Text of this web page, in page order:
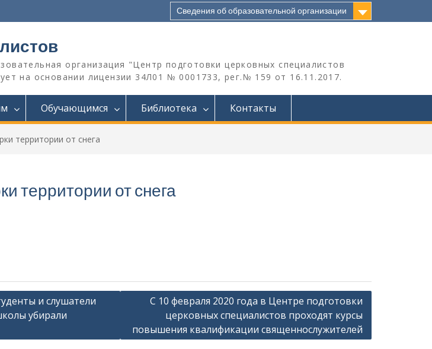
Сведения об образовательной организации
организация "Центр подготовки церковных специалистов
на основании лицензии 34Л01 № 0001733, рег.№ 159 от 16.11.2017.
Обучающимся Библиотека Контакты
территории от снега
территории от снега
и слушатели
убирали
С 10 февраля 2020 года в Центре подготовки
церковных специалистов проходят курсы
повышения квалификации священнослужителей